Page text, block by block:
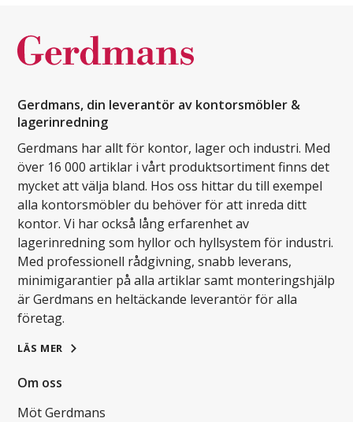
Gerdmans, din leverantör av kontorsmöbler &
lagerinredning
Gerdmans har allt för kontor, lager och industri. Med
över 16 000 artiklar i vårt produktsortiment finns det
mycket att välja bland. Hos oss hittar du till exempel
alla kontorsmöbler du behöver för att inreda ditt
kontor. Vi har också lång erfarenhet av
lagerinredning som hyllor och hyllsystem för industri.
Med professionell rådgivning, snabb leverans,
minimigarantier på alla artiklar samt monteringshjälp
är Gerdmans en heltäckande leverantör för alla
företag.
LÄS MER
Om oss
Möt Gerdmans